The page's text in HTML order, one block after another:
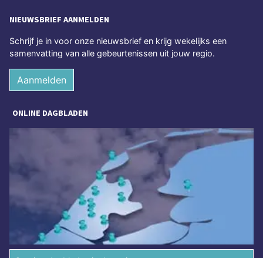
NIEUWSBRIEF AANMELDEN
Schrijf je in voor onze nieuwsbrief en krijg wekelijks een
samenvatting van alle gebeurtenissen uit jouw regio.
Aanmelden
ONLINE DAGBLADEN